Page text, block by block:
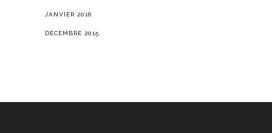
JANVIER 2016
DÉCEMBRE 2015